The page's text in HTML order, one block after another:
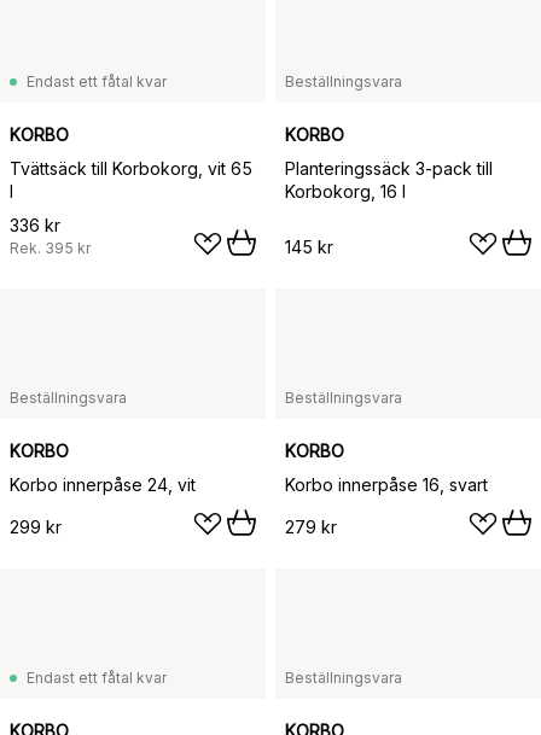
Endast ett fåtal kvar
KORBO
Tvättsäck till Korbokorg, vit 65
l
336 kr
Rek. 395 kr
Beställningsvara
KORBO
Planteringssäck 3-pack till
Korbokorg, 16 l
145 kr
Beställningsvara
KORBO
Korbo innerpåse 24, vit
299 kr
Beställningsvara
KORBO
Korbo innerpåse 16, svart
279 kr
Endast ett fåtal kvar
KORBO
Beställningsvara
KORBO